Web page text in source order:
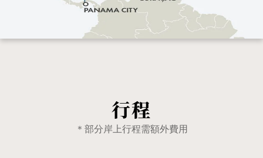
行程
＊部分岸上行程需額外費用